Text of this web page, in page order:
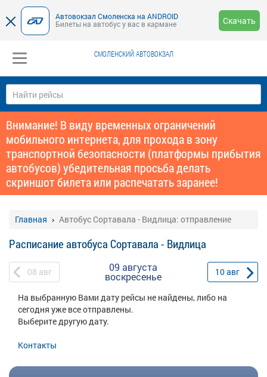
Автовокзал Смоленска на ANDROID
Билеты на автобус у вас в кармане
Скачать
СМОЛЕНСКИЙ АВТОВОКЗАЛ
Внимание! В виду временных ограничений
мобильного интернета, для прохода в зону
транспортной безопасности (платформы прибытия
автобусов) убедительная просьба делать
скриншот билета или распечатать заранее!
Главная Автобус Сортавала - Видлица: отправление
Расписание автобуса Сортавала - Видлица
08 авг 09 августа
воскресенье 10авг
На выбранную Вами дату рейсы не найдены, либо на
сегодня уже все отправлены.
Выберите другую дату.
Контакты